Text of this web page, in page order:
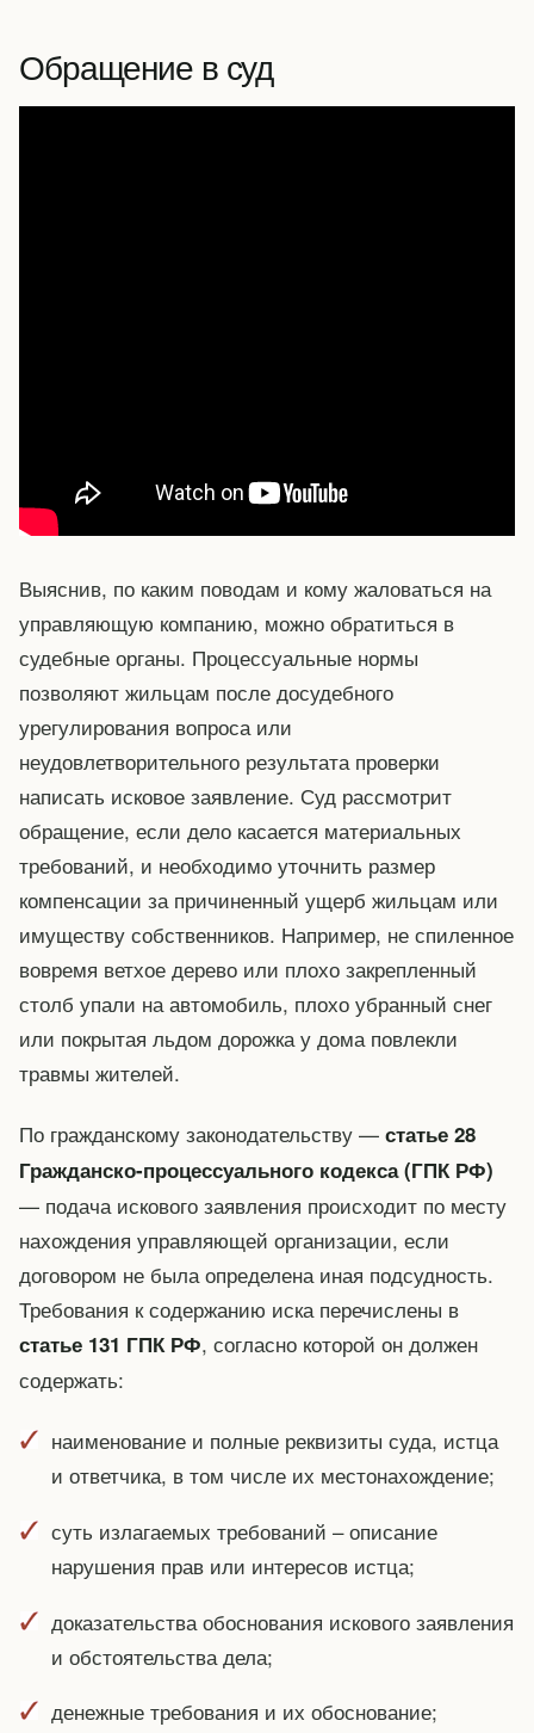
Обращение в суд
Выяснив, по каким поводам и кому жаловаться на
управляющую компанию, можно обратиться в
судебные органы. Процессуальные нормы
позволяют жильцам после досудебного
урегулирования вопроса или
неудовлетворительного результата проверки
написать исковое заявление. Суд рассмотрит
обращение, если дело касается материальных
требований, и необходимо уточнить размер
компенсации за причиненный ущерб жильцам или
имуществу собственников. Например, не спиленное
вовремя ветхое дерево или плохо закрепленный
столб упали на автомобиль, плохо убранный снег
или покрытая льдом дорожка у дома повлекли
травмы жителей.
По гражданскому законодательству — статье 28
Гражданско-процессуального кодекса (ГПК РФ)
— подача искового заявления происходит по месту
нахождения управляющей организации, если
договором не была определена иная подсудность.
Требования к содержанию иска перечислены в
статье 131 ГПК РФ, согласно которой он должен
содержать:
наименование и полные реквизиты суда, истца
и ответчика, в том числе их местонахождение;
суть излагаемых требований – описание
нарушения прав или интересов истца;
доказательства обоснования искового заявления
и обстоятельства дела;
денежные требования и их обоснование;